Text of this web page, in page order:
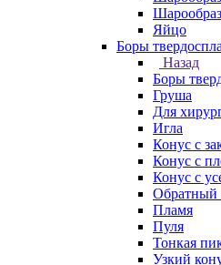
Яйцо
Боры
Назад
Боры
Груша
Для
Игла
Конус с
Конус с
Конус с
Обратный
Пламя
Пуля
Тонкая
Узкий